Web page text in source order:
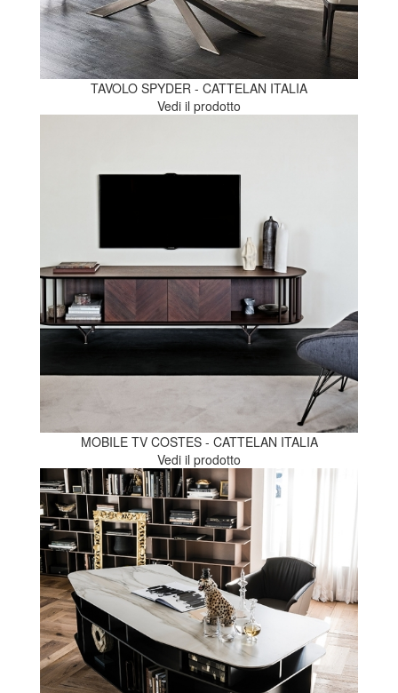
TAVOLO SPYDER - CATTELAN ITALIA
Vedi il prodotto
MOBILE TV COSTES - CATTELAN ITALIA
Vedi il prodotto